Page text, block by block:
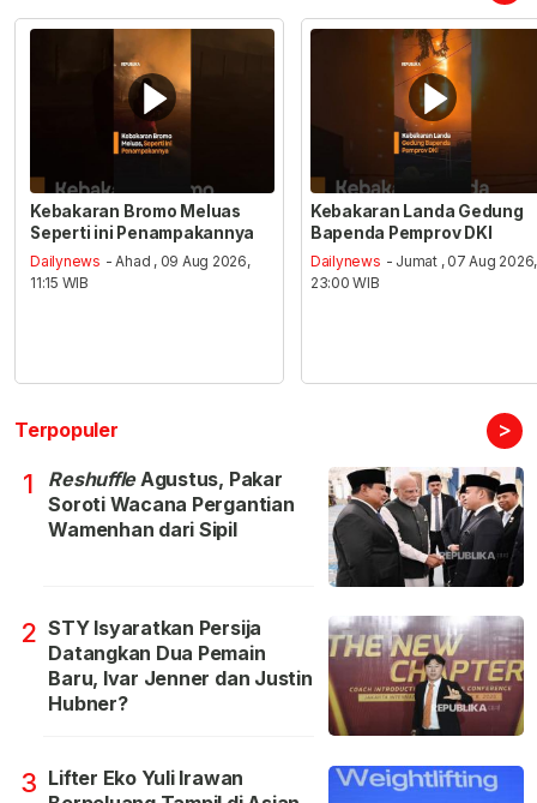
Kebakaran Bromo Meluas
Seperti ini Penampakannya
Dailynews - Ahad , 09 Aug 2026,
11:15 WIB
Kebakaran Landa Gedung
Bapenda Pemprov DKI
Dailynews - Jumat , 07 Aug 2026,
23:00 WIB
Terpopuler >
1 ReshuffleAgustus, Pakar
Soroti Wacana Pergantian
Wamenhan dari Sipil
2 STY Isyaratkan Persija
Datangkan Dua Pemain
Baru, Ivar Jenner dan Justin
Hubner?
3 Lifter Eko Yuli Irawan